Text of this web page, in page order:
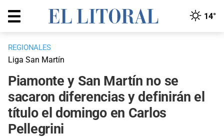
14°
REGIONALES
Liga San Martín
Piamonte y San Martín no se
sacaron diferencias y definirán el
título el domingo en Carlos
Pellegrini